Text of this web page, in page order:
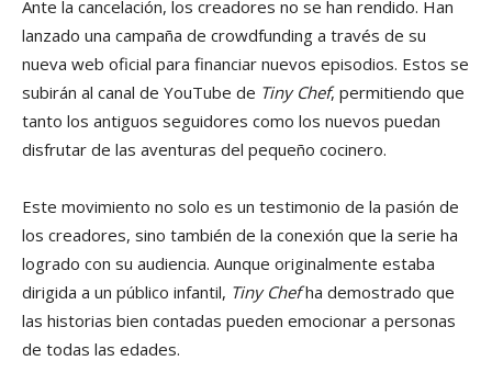
Ante la cancelación, los creadores no se han rendido. Han
lanzado una campaña de crowdfunding a través de su
nueva web oficial para financiar nuevos episodios. Estos se
subirán al canal de YouTube de Tiny Chef, permitiendo que
tanto los antiguos seguidores como los nuevos puedan
disfrutar de las aventuras del pequeño cocinero.
Este movimiento no solo es un testimonio de la pasión de
los creadores, sino también de la conexión que la serie ha
logrado con su audiencia. Aunque originalmente estaba
dirigida a un público infantil, Tiny Chefha demostrado que
las historias bien contadas pueden emocionar a personas
de todas las edades.